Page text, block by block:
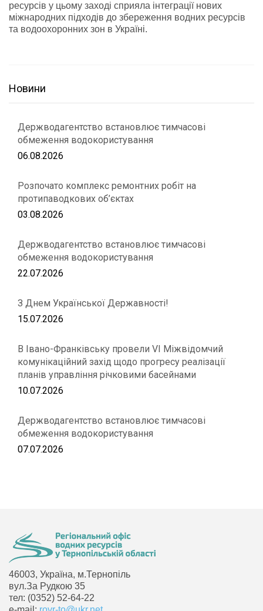
ресурсів у цьому заході сприяла інтеграції нових
міжнародних підходів до збереження водних ресурсів
та водоохоронних зон в Україні.
Новини
Держводагентство встановлює тимчасові
обмеження водокористування
06.08.2026
Розпочато комплекс ремонтних робіт на
протипаводкових об’єктах
03.08.2026
Держводагентство встановлює тимчасові
обмеження водокористування
22.07.2026
З Днем Української Державності!
15.07.2026
В Івано-Франківську провели VІ Міжвідомчий
комунікаційний захід щодо прогресу реалізації
планів управління річковими басейнами
10.07.2026
Держводагентство встановлює тимчасові
обмеження водокористування
07.07.2026
46003, Україна, м.Тернопіль
вул.За Рудкою 35
тел: (0352) 52-64-22